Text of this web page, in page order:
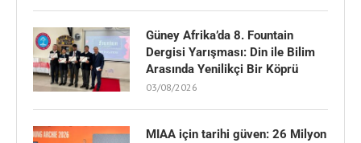
Güney Afrika’da 8. Fountain
Dergisi Yarışması: Din ile Bilim
Arasında Yenilikçi Bir Köprü
03/08/2026
MIAA için tarihi güven: 26 Milyon